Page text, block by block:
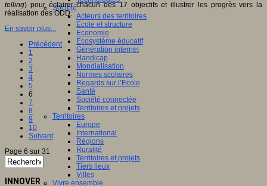
Société
Acteurs des territoires
Ecole et structure
Economie
Ecosystème éducatif
Génération internet
Handicap
Mondialisation
Normes scolaires
Regards sur l’Ecole
Santé
Société connectée
Territoires et projets
Territoires
Europe
International
Régions
Ruralité
Territoires et projets
Tiers lieux
Villes
Vivre ensemble
telling) pour éclairer chacun des 17 objectifs et illustrer les progrès vers la
réalisation des ODD.
En savoir plus...
Précédent
1
2
3
4
5
6
7
8
9
10
Suivant
Page 6 sur 31
INNOVER